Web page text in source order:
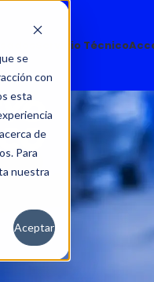
se
con
esta
de
Para
nuestra
Aceptar
Servicio Técnico